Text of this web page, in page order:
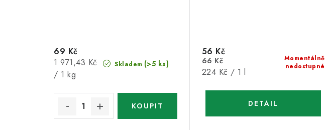
Skladem (>5 ks)
69 Kč
Měrná
cena:
1 971,43 Kč
/ 1 kg
Momentálně
nedostupné
56 Kč
66 Kč
Měrná
224 Kč / 1 l